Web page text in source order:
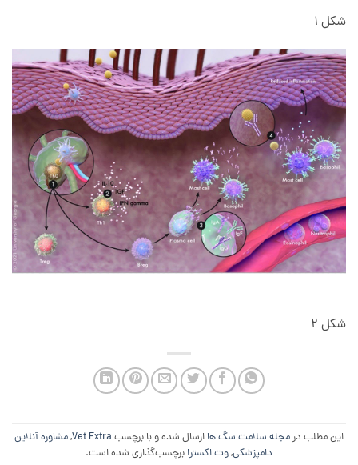
شکل 1
شکل 2
این مطلب در مجله سلامت سگ ها ارسال شده و با برچسب Vet Extra
,مشاوره آنلاین
دامپزشکی,وت اکسترا برچسب‌گذاری شده است.